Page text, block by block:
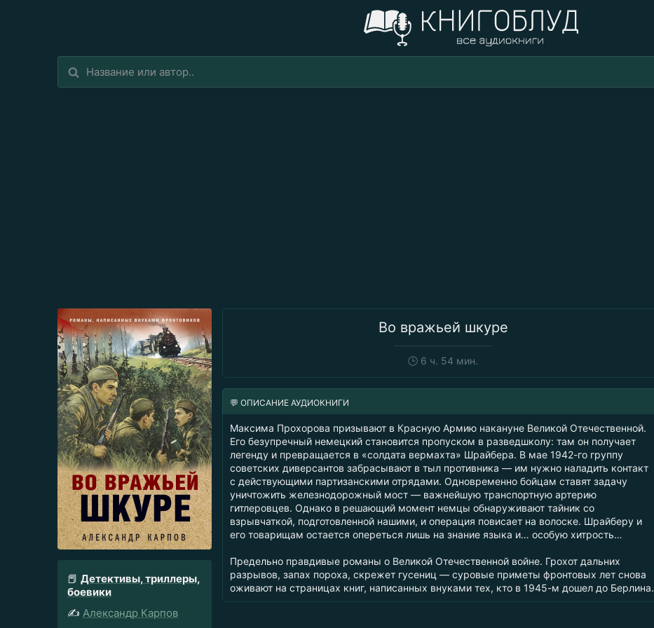
Во вражьей шкуре
🕒 6 ч. 54 мин.
📕 Детективы, триллеры,
боевики
✍️ Александр Карпов
💬 ОПИСАНИЕ АУДИОКНИГИ
Максима Прохорова призывают в Красную Армию накануне Великой Отечественной.
Его безупречный немецкий становится пропуском в разведшколу: там он получает
легенду и превращается в «солдата вермахта» Шрайбера. В мае 1942-го группу
советских диверсантов забрасывают в тыл противника — им нужно наладить контакт
с действующими партизанскими отрядами. Одновременно бойцам ставят задачу
уничтожить железнодорожный мост — важнейшую транспортную артерию
гитлеровцев. Однако в решающий момент немцы обнаруживают тайник со
взрывчаткой, подготовленной нашими, и операция повисает на волоске. Шрайберу и
его товарищам остается опереться лишь на знание языка и… особую хитрость…
Предельно правдивые романы о Великой Отечественной войне. Грохот дальних
разрывов, запах пороха, скрежет гусениц — суровые приметы фронтовых лет снова
оживают на страницах книг, написанных внуками тех, кто в 1945-м дошел до Берлина.